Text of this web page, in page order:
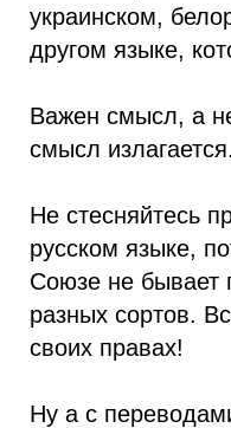
украинском,
другом языке,
Важен смысл, а
смысл излагается.
Не стесняйтесь
русском языке,
Союзе не бывает
разных сортов.
своих правах!
Ну а с